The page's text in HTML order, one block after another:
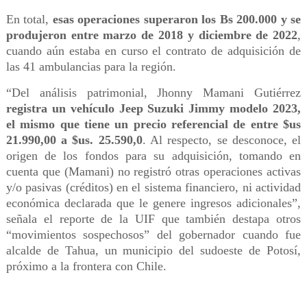
En total, esas operaciones superaron los Bs 200.000 y se
produjeron entre marzo de 2018 y diciembre de 2022,
cuando aún estaba en curso el contrato de adquisición de
las 41 ambulancias para la región.
“Del análisis patrimonial, Jhonny Mamani Gutiérrez
registra un vehículo Jeep Suzuki Jimmy modelo 2023,
el mismo que tiene un precio referencial de entre $us
21.990,00 a $us. 25.590,0. Al respecto, se desconoce, el
origen de los fondos para su adquisición, tomando en
cuenta que (Mamani) no registró otras operaciones activas
y/o pasivas (créditos) en el sistema financiero, ni actividad
económica declarada que le genere ingresos adicionales”,
señala el reporte de la UIF que también destapa otros
“movimientos sospechosos” del gobernador cuando fue
alcalde de Tahua, un municipio del sudoeste de Potosí,
próximo a la frontera con Chile.